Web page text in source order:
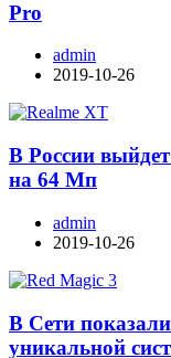
Pro
admin
2019-10-26
В России
на 64 Мп
admin
2019-10-26
В Сети
уникальной